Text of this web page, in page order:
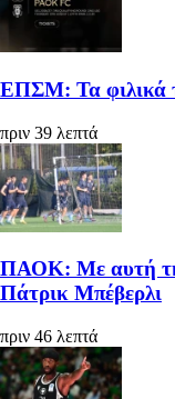
ΕΠΣΜ: Τα φιλικά
πριν 39 λεπτά
ΠΑΟΚ: Με αυτή
Πάτρικ Μπέβερλι
πριν 46 λεπτά